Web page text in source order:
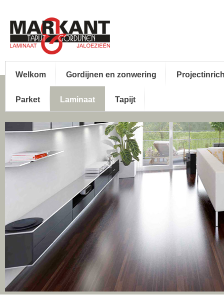
Welkom Gordijnen en zonwering
Parket Laminaat Tapijt